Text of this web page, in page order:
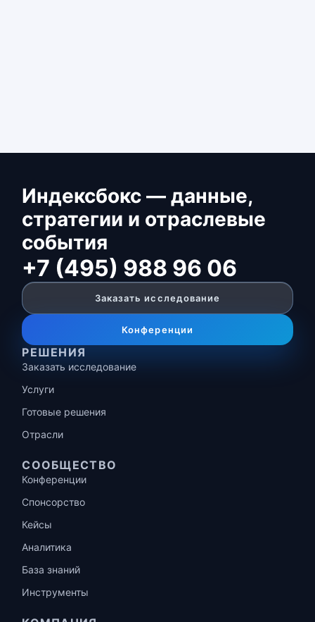
Индексбокс — данные,
стратегии и отраслевые
события
+7 (495) 988 96 06
Заказать исследование
Конференции
РЕШЕНИЯ
Заказать исследование
Услуги
Готовые решения
Отрасли
СООБЩЕСТВО
Конференции
Спонсорство
Кейсы
Аналитика
База знаний
Инструменты